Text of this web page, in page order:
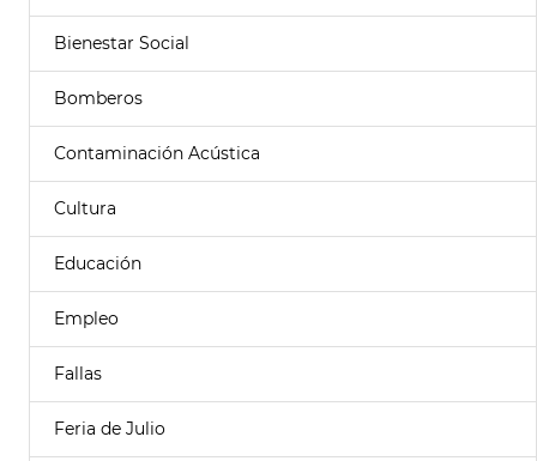
Bienestar Social
Bomberos
Contaminación Acústica
Cultura
Educación
Empleo
Fallas
Feria de Julio